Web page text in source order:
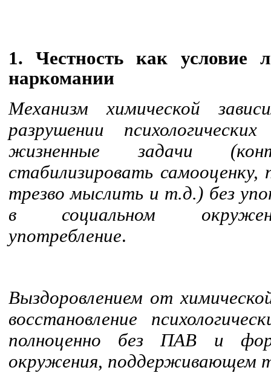
1. Честность как условие
наркомании
Механизм химической
разрушении
жизненные задачи
стабилизировать
трезво мыслить и т.д.) без
в социальном
употребление.
Выздоровлением от
восстановление
полноценно без ПАВ и
окружения, поддерживающем